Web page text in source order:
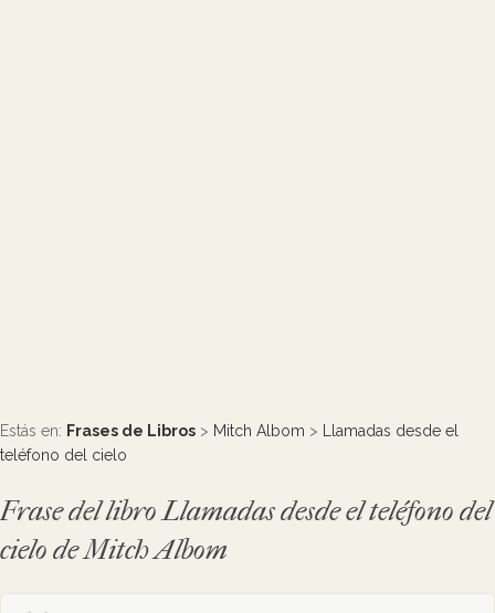
Estás en: Frases de Libros > Mitch Albom >
Llamadas desde el
teléfono del cielo
Frase del libro Llamadas desde el teléfono del
cielo de Mitch Albom